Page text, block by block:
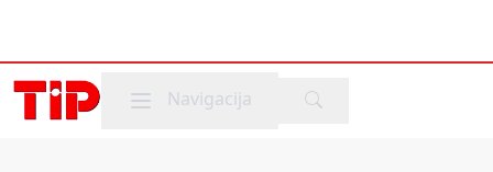
Mobile menu
Navigacija